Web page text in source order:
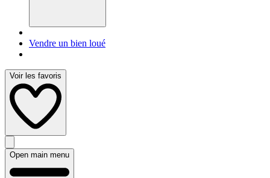
Vendre un bien loué
Voir les favoris
Open main menu